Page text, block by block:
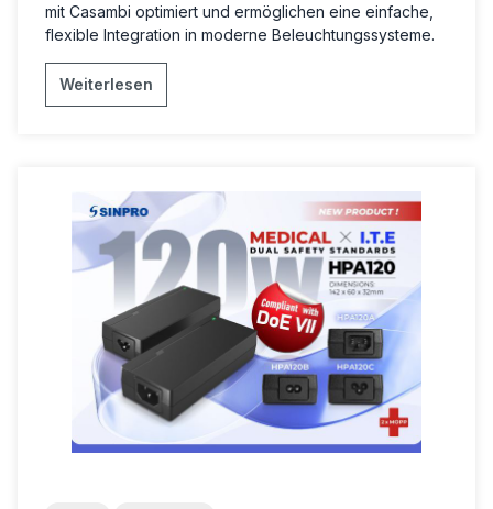
mit Casambi optimiert und ermöglichen eine einfache,
flexible Integration in moderne Beleuchtungssysteme.
Weiterlesen